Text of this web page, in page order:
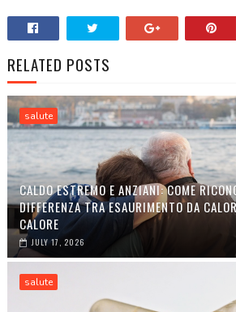
RELATED POSTS
salute
CALDO ESTREMO E ANZIANI: COME
DIFFERENZA TRA ESAURIMENTO DA
CALORE
JULY 17, 2026
salute